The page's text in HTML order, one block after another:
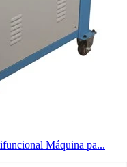
Máquina pa...